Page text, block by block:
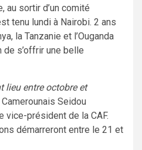
au sortir d’un comité
tenu lundi à Nairobi. 2 ans
la Tanzanie et l’Ouganda
de s’offrir une belle
lieu entre octobre et
Seidou
vice-président de la CAF.
démarreront entre le 21 et